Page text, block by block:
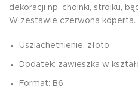
dekoracji np. choinki, stroiku,
W zestawie czerwona koperta.
Uszlachetnienie: złoto
Dodatek: zawieszka w
Format: B6